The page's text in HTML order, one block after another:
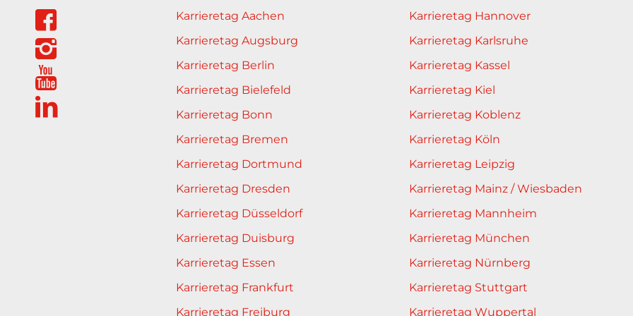
Karrieretag Aachen
Karrieretag Augsburg
Karrieretag Berlin
Karrieretag Bielefeld
Karrieretag Bonn
Karrieretag Bremen
Karrieretag Dortmund
Karrieretag Dresden
Karrieretag Düsseldorf
Karrieretag Duisburg
Karrieretag Essen
Karrieretag Frankfurt
Karrieretag Freiburg
Karrieretag Hannover
Karrieretag Karlsruhe
Karrieretag Kassel
Karrieretag Kiel
Karrieretag Koblenz
Karrieretag Köln
Karrieretag Leipzig
Karrieretag Mainz / Wiesbaden
Karrieretag Mannheim
Karrieretag München
Karrieretag Nürnberg
Karrieretag Stuttgart
Karrieretag Wuppertal